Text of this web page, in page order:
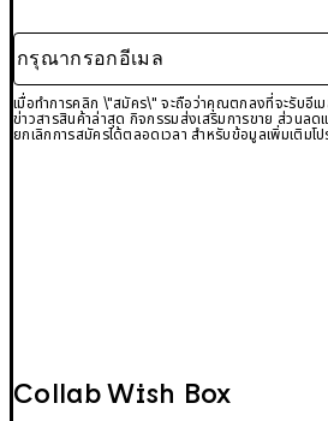
กรุณากรอกอีเมล
เมื่อทำการคลิก \"สมัคร\" จะถือว่าคุณตกลงที่จะรับอีเ
ข่าวสารสินค้าล่าสุด กิจกรรมส่งเสริมการขาย ส่วนล
ยกเลิกการสมัครได้ตลอดเวลา สำหรับข้อมูลเพิ่มเติมโ
Collab Wish Box